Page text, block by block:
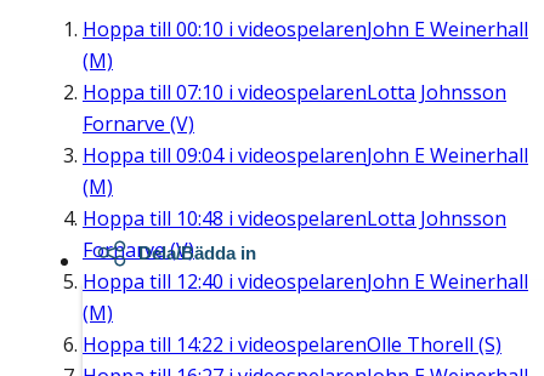
Hoppa till 00:10 i videospelarenJohn E Weinerhall
(M)
Hoppa till 07:10 i videospelarenLotta Johnsson
Fornarve (V)
Hoppa till 09:04i videospelarenJohn E Weinerhall
(M)
Hoppa till 10:48 i videospelarenLotta Johnsson
Fornarve (V)
Hoppa till 12:40 i videospelarenJohn E Weinerhall
(M)
Hoppa till 14:22 i videospelarenOlle Thorell (S)
Dela/Bädda in